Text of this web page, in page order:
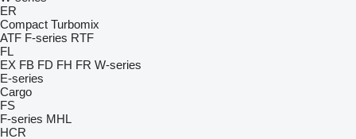
ER
Compact Turbomix
ATF F-series RTF
FL
EX FB FD FH FR W-series
E-series
Cargo
FS
F-series MHL
HCR